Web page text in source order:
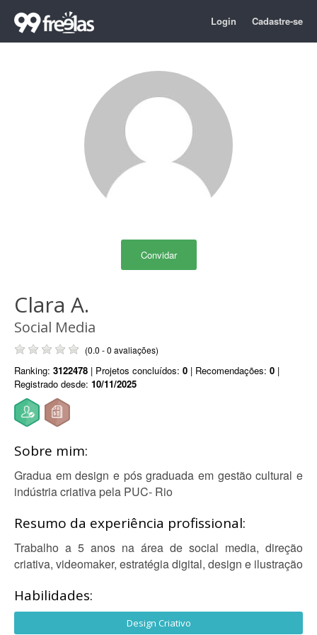
Login Cadastre-se
Convidar
Clara A.
Social Media
(0.0 - 0 avaliações)
Ranking: 3122478 | Projetos concluídos: 0 | Recomendações: 0 |
Registrado desde: 10/11/2025
Sobre mim:
Gradua em design e pós graduada em gestão cultural e
indústria criativa pela PUC- Rio
Resumo da experiência profissional:
Trabalho a 5 anos na área de social media, direção
criativa, videomaker, estratégia digital, design e ilustração
Habilidades:
Design Criativo